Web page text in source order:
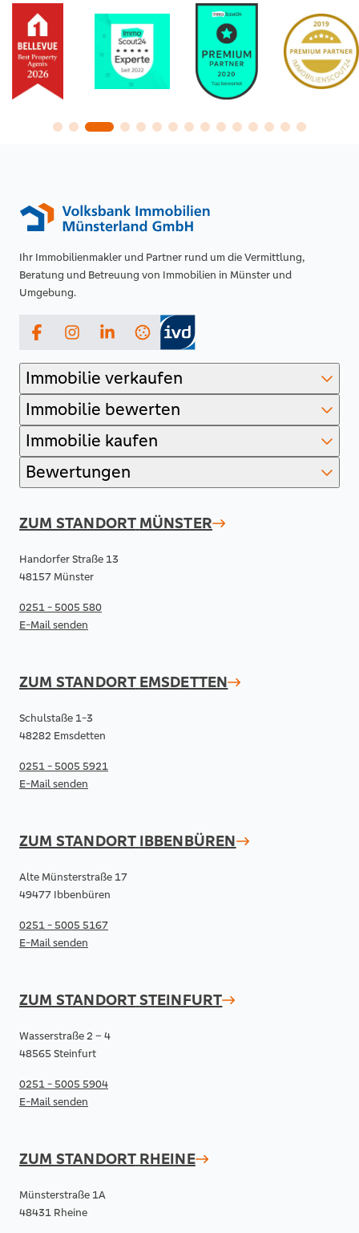
Ihr Immobilienmakler und Partner rund um die Vermittlung,
Beratung und Betreuung von Immobilien in Münster und
Umgebung.
FacebookInstagramLinkedIn
Immobilie verkaufen
Immobilie bewerten
Immobilie kaufen
Bewertungen
ZUM STANDORT MÜNSTER
Handorfer Straße 13
48157 Münster
0251 - 5005 580
E-Mail senden
ZUM STANDORT EMSDETTEN
Schulstaße 1-3
48282 Emsdetten
0251 - 5005 5921
E-Mail senden
ZUM STANDORT IBBENBÜREN
Alte Münsterstraße 17
49477 Ibbenbüren
0251 - 5005 5167
E-Mail senden
ZUM STANDORTSTEINFURT
Wasserstraße 2 – 4
48565 Steinfurt
0251 - 5005 5904
E-Mail senden
ZUM STANDORT RHEINE
Münsterstraße 1A
48431 Rheine